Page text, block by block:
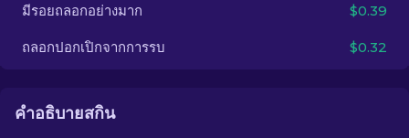
มีรอยถลอกอย่างมาก $0.39
ถลอกปอกเปิกจากการรบ $0.32
คำอธิบายสกิน